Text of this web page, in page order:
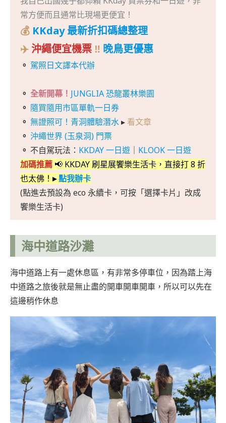
常方便而且通常比現場更便宜！
💰 KKday 最新折扣碼總整理
✈️沖繩便宜機票 ‼️ 晚鳥更優惠
。 駕照日文譯本代辦
。 全新開幕！ JUNGLIA 恐龍叢林樂園
。 隨買隨用市區單軌一日券
。 無證照可！青洞體驗潛水▸ 看文章
。 沖繩世界 (玉泉洞) 門票
。 不自駕玩法： KKDAY 一日遊
KLOOK 一日遊
加碼推薦 📢 KKDAY 刷星展饗樂生活卡，直接打 8 折
也太佛！ ▸點我辦卡
(點進去預設為 eco 永續卡，可按「選擇卡片」改成
饗樂生活卡)
海中道路沙灘
海中道路上有一處休息區，有非常多停車位，因為踏上海
中道路之旅後就是無止盡的開車開車開車，所以可以先在
這邊稍作休息